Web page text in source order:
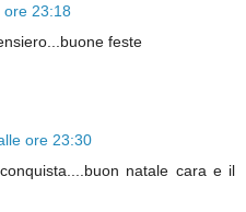
ore 23:18
feste
ore 23:30
natale cara e il